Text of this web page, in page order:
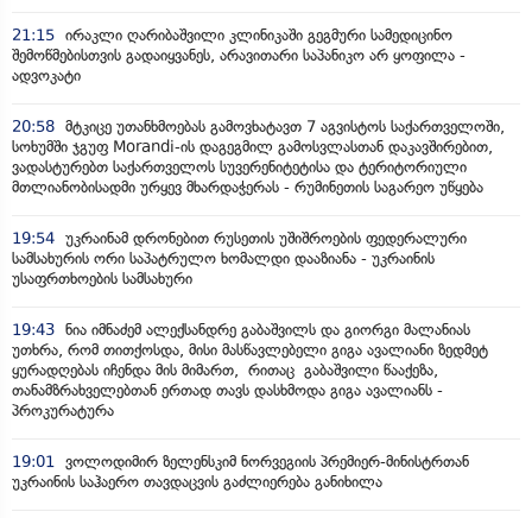
21:15 ირაკლი ღარიბაშვილი კლინიკაში გეგმური სამედიცინო
შემოწმებისთვის გადაიყვანეს, არავითარი საპანიკო არ ყოფილა -
ადვოკატი
20:58 მტკიცე უთანხმოებას გამოვხატავთ 7 აგვისტოს საქართველოში,
სოხუმში ჯგუფ Morandi-ის დაგეგმილ გამოსვლასთან დაკავშირებით,
ვადასტურებთ საქართველოს სუვერენიტეტისა და ტერიტორიული
მთლიანობისადმი ურყევ მხარდაჭერას - რუმინეთის საგარეო უწყება
19:54 უკრაინამ დრონებით რუსეთის უშიშროების ფედერალური
სამსახურის ორი საპატრულო ხომალდი დააზიანა - უკრაინის
უსაფრთხოების სამსახური
19:43 ნია იმნაძემ ალექსანდრე გაბაშვილს და გიორგი მალანიას
უთხრა, რომ თითქოსდა, მისი მასწავლებელი გიგა ავალიანი ზედმეტ
ყურადღებას იჩენდა მის მიმართ, რითაც გაბაშვილი წააქეზა,
თანამზრახველებთან ერთად თავს დასხმოდა გიგა ავალიანს -
პროკურატურა
19:01 ვოლოდიმირ ზელენსკიმ ნორვეგიის პრემიერ-მინისტრთან
უკრაინის საჰაერო თავდაცვის გაძლიერება განიხილა